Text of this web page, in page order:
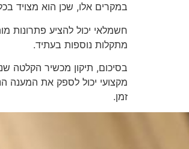
במקרים אלו, שכן הוא מצויד
חשמלאי יכול להציע פתרונות
מתקלות נוספות בעתיד.
בסיכום, תיקון מכשיר הקלטה
מקצועי יכול לספק את המענה
זמן.